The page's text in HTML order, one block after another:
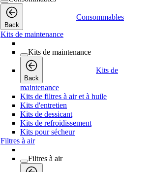
Back
Consommables
Kits de maintenance
Kits de maintenance
Back
Kits de
maintenance
Kits de filtres à air et à huile
Kits d'entretien
Kits de dessicant
Kits de refroidissement
Kits pour sécheur
Filtres à air
Filtres à air